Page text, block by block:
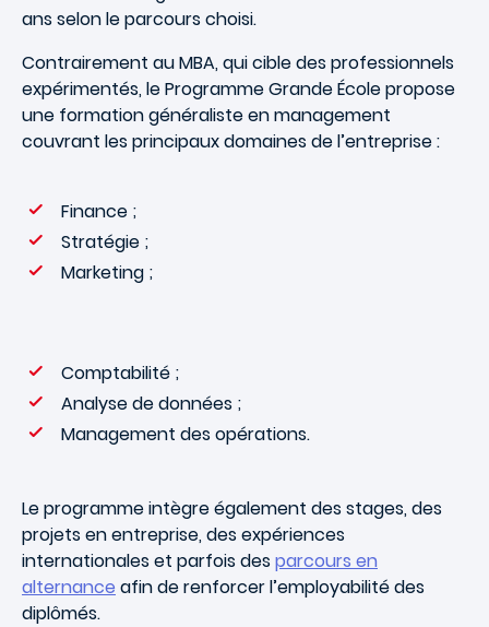
ans selon le parcours choisi.
Contrairement au MBA, qui cible des professionnels
expérimentés, le Programme Grande École propose
une formation généraliste en management
couvrant les principaux domaines de l’entreprise :
Finance ;
Stratégie ;
Marketing ;
Comptabilité ;
Analyse de données ;
Management des opérations.
Le programme intègre également des stages, des
projets en entreprise, des expériences
internationales et parfois desparcours en
alternance afin de renforcer l’employabilité des
diplômés.